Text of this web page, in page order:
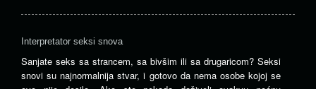
Interpretator seksi snova
Sanjate seks sa strancem, sa bivšim ili sa drugaricom? Seksi
snovi su najnormalnija stvar, i gotovo da nema osobe kojoj se